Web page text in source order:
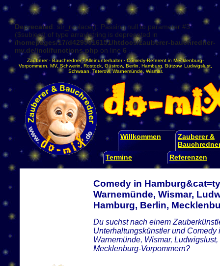
Deprecated: str_replace(): Passing null to parameter #3
($subject) of type array|string is deprecated in
/homepages/17/d4295016151/htdocs/zauberer-bauchredner-
mv.de/incl/functions.php on line 6
Zauberer·Bauchredner·Alleinunterhalter· Comedy-Referent in Mecklenburg-
Vorpommern
MV, Schwerin Rostock Güstrow, Berlin Hamburg Bützow, Ludwigslust
Schwaan ,Teterow,Warnemünde Wismar.
Willkommen
Zauberer &
Termine
Referenzen
Comedy in
Warnemünde, Wismar,
Hamburg, Berlin,
Du suchst nach einem
Unterhaltungskünstler und
Warnemünde, Wismar,
Mecklenburg-Vorpommern?